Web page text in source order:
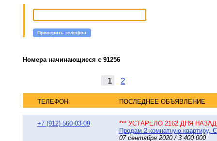
Проверить телефон
Номера начинающиеся с 91256
1 2
ТЕЛЕФОН ПОСЛЕДНЕЕ ОБЪЯВЛЕНИЕ
+7 (912) 560-03-09
*** УСТАРЕЛО 2162 ДНЯ НАЗАД
Продам 2-комнатную квартиру,
07 сентября 2020 / 3 400 000